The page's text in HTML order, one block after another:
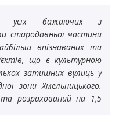
усіх бажаючих з
стародавньої частини
впізнаваних та
що є культурною
затишних вулиць у
зони Хмельницького.
розрахований на 1,5